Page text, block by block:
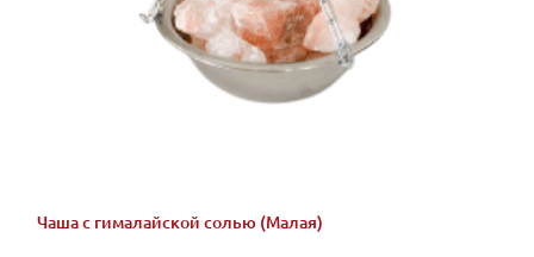
Чаша с гималайской солью (Малая)